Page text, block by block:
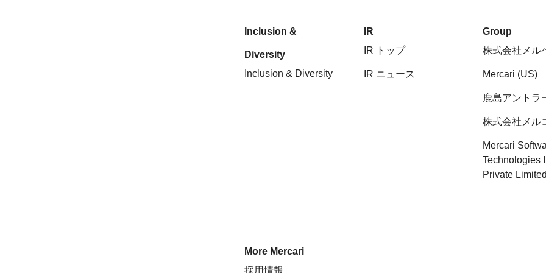
Inclusion &
Diversity
Inclusion & Diversity
IR
IR トップ
IR ニュース
Group
株式会社メル
Mercari (US)
鹿島アントラ
株式会社メル
Mercari
Technologies
Private Limited
More Mercari
採用情報